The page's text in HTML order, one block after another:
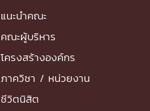
แนะนำคณะ
คณะผู้บริหาร
โครงสร้างองค์กร
ภาควิชา / หน่วยงาน
ชีวิตนิสิต